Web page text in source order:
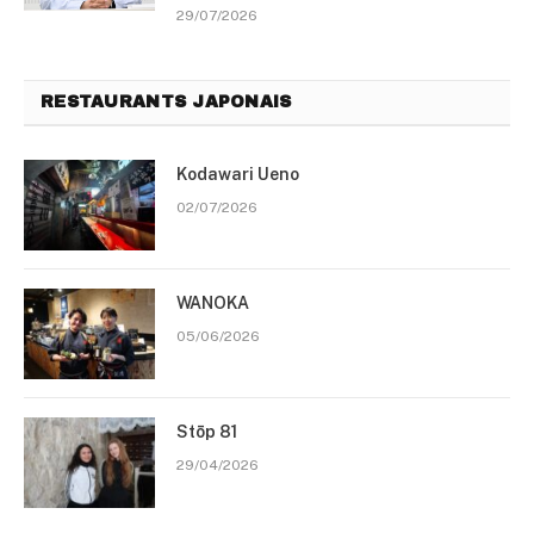
29/07/2026
RESTAURANTS JAPONAIS
Kodawari Ueno
02/07/2026
WANOKA
05/06/2026
Stōp 81
29/04/2026